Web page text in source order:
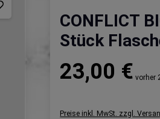
CONFLICT
Stück
23,00 € vorher
Preise inkl. MwSt. zzgl.